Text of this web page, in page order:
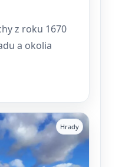
z roku 1670
a okolia
Hrady